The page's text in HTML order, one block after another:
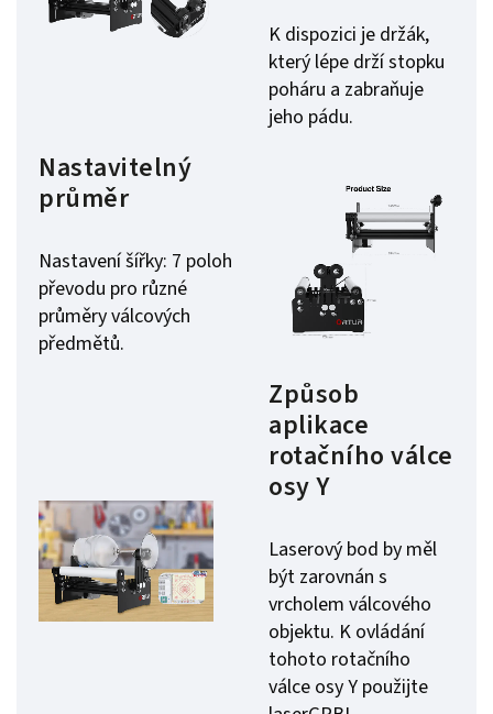
K dispozici je držák,
který lépe drží stopku
poháru a zabraňuje
jeho pádu.
Nastavitelný
průměr
Nastavení šířky: 7 poloh
převodu pro různé
průměry válcových
předmětů.
Způsob
aplikace
rotačního válce
osy Y
Laserový bod by měl
být zarovnán s
vrcholem válcového
objektu. K ovládání
tohoto rotačního
válce osy Y použijte